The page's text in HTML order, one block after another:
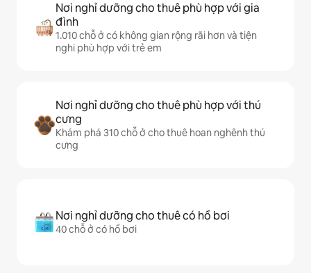
Nơi nghỉ dưỡng cho thuê phù hợp với gia
đình
1.010 chỗ ở có không gian rộng rãi hơn và tiện
nghi phù hợp với trẻ em
Nơi nghỉ dưỡng cho thuê phù hợp với thú
cưng
Khám phá 310 chỗ ở cho thuê hoan nghênh thú
cưng
Nơi nghỉ dưỡng cho thuê có hồ bơi
40 chỗ ở có hồ bơi